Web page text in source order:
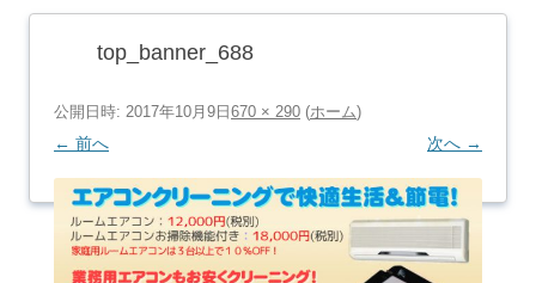
ツ
top_banner_688
公開日時: 2017年10月9日 670 × 290 (ホーム)
← 前へ 次へ →